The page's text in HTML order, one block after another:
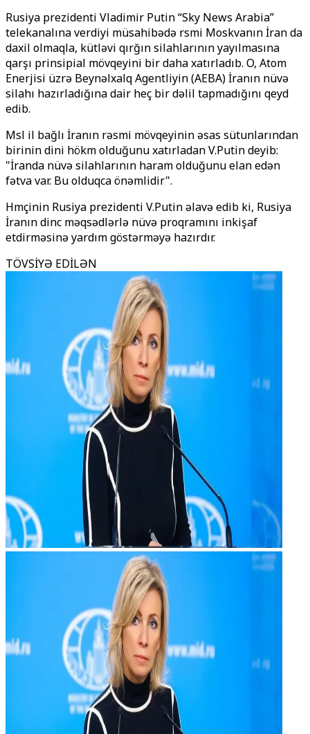
Rusiya prezidenti Vladimir Putin “Sky News Arabia”
telekanalına verdiyi müsahibədə rәsmi Moskvanın İran da
daxil olmaqla, kütləvi qırğın silahlarının yayılmasına
qarşı prinsipial mövqeyini bir daha xatırladıb. O, Atom
Enerjisi üzrə Beynəlxalq Agentliyin (AEBA)İranın nüvə
silahı hazırladığına dair heç bir dəlil tapmadığını qeyd
edib.
Mәsәlә ilә bağlı İranın rəsmi mövqeyinin əsas sütunlarından
birinin dini hökm olduğunu xatırladan V.Putin deyib:
"İranda nüvə silahlarının haram olduğunu elan edən
fətva var. Bu olduqca önəmlidir".
Hәmçinin Rusiya prezidenti V.Putin əlavə edib ki, Rusiya
İranın dinc məqsədlərlə nüvə proqramını inkişaf
etdirməsinə yardım göstərməyə hazırdır.
TÖVSİYƏ EDİLƏN